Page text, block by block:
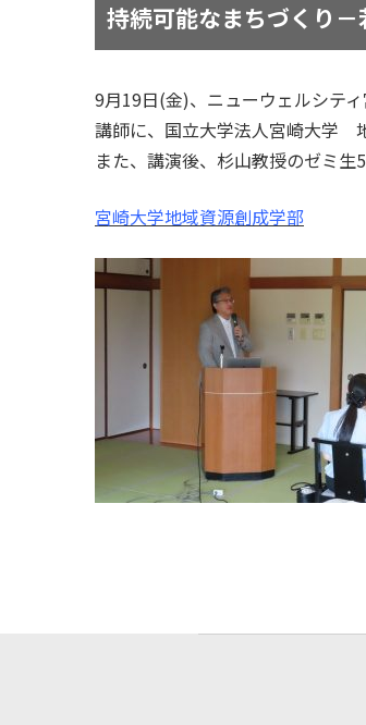
持続可能なまちづくり
9月19日(金)、ニューウェルシテ
講師に、国立大学法人宮崎大
また、講演後、杉山教授のゼミ生
宮崎大学地域資源創成学部